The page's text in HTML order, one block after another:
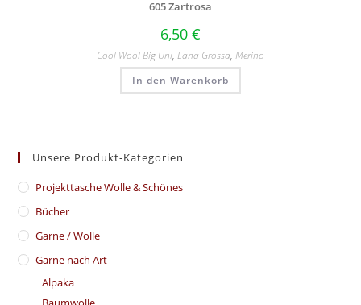
605 Zartrosa
6,50 €
Cool Wool Big Uni, Lana Grossa, Merino
In den Warenkorb
Unsere Produkt-Kategorien
​Projekttasche Wolle & Schönes
Bücher
Garne / Wolle
Garne nach Art
Alpaka